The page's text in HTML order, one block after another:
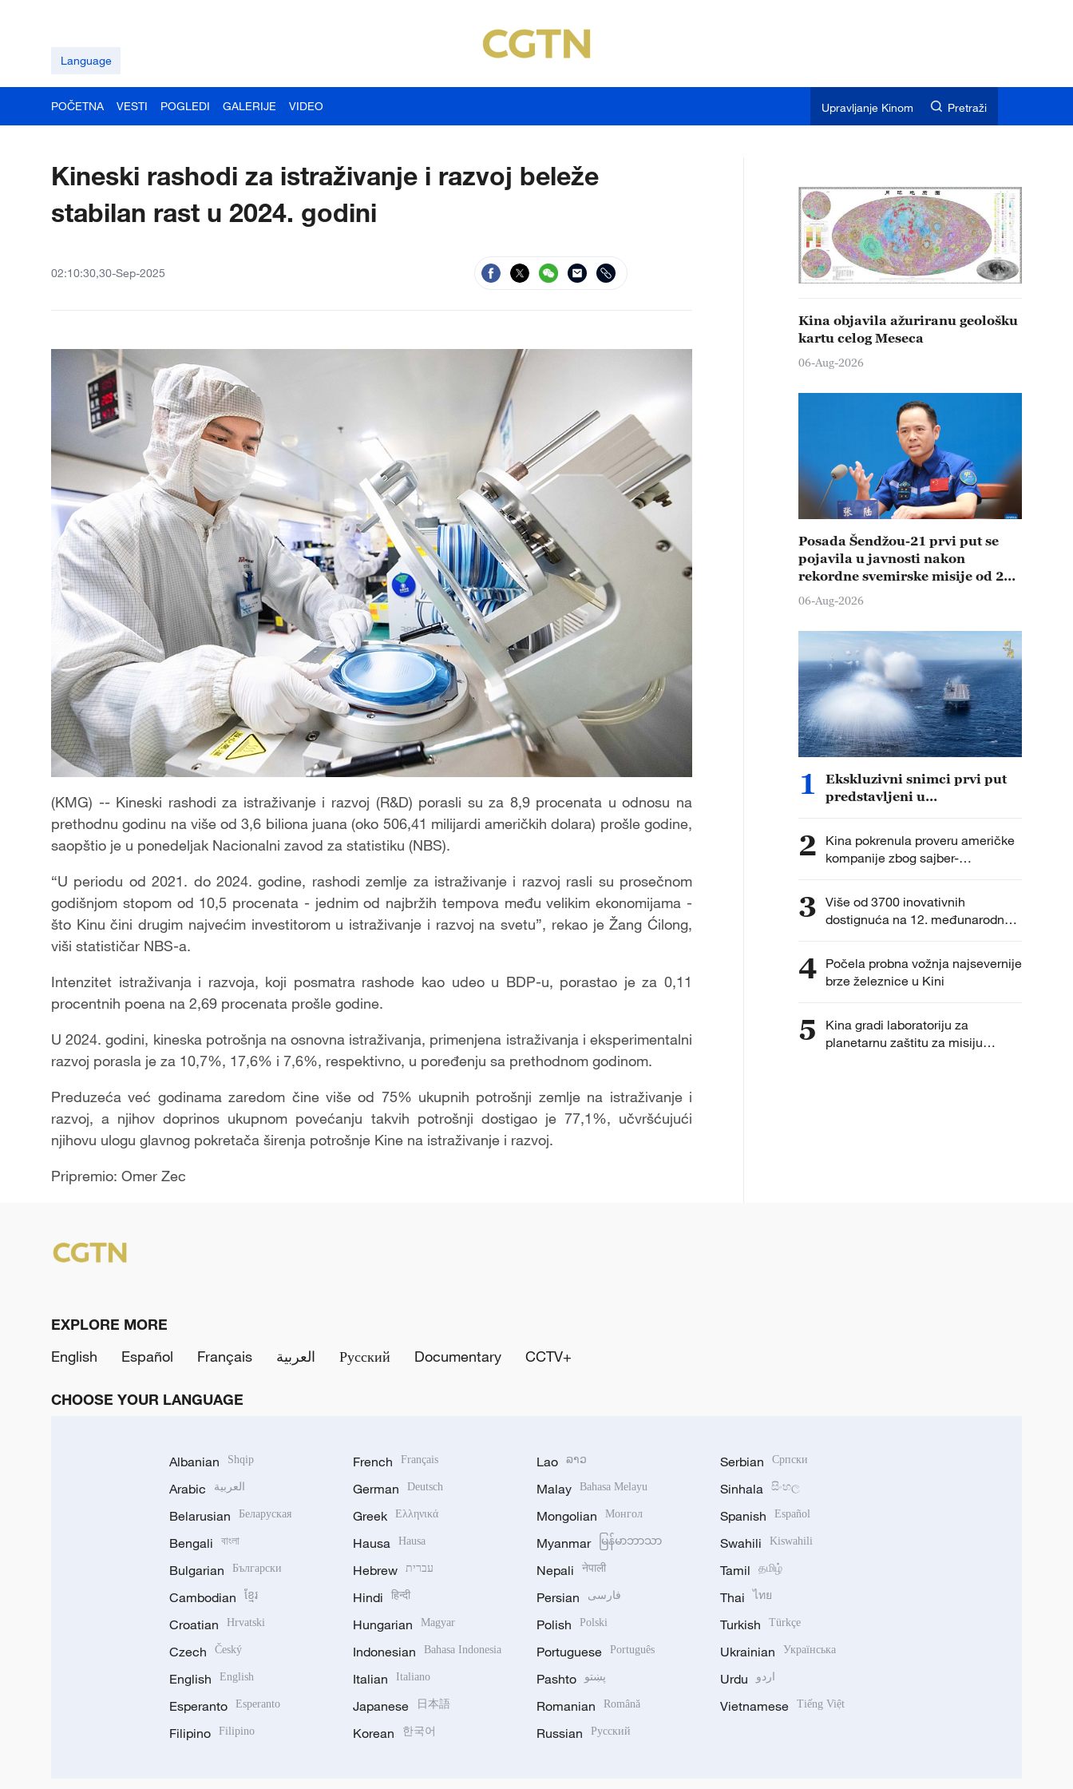
Language
POČETNA VESTI POGLEDI GALERIJE VIDEO Upravljanje Kinom Pretraži
Kineski rashodi za istraživanje i razvoj beleže
stabilan rast u 2024. godini
02:10:30,30-Sep-2025
(KMG) -- Kineski rashodi za istraživanje i razvoj (R&D) porasli su za 8,9 procenata u odnosu na
prethodnu godinu na više od 3,6 biliona juana (oko 506,41 milijardi američkih dolara) prošle godine,
saopštio je u ponedeljak Nacionalni zavod za statistiku (NBS).
“U periodu od 2021. do 2024. godine, rashodi zemlje za istraživanje i razvoj rasli su prosečnom
godišnjom stopom od 10,5 procenata - jednim od najbržih tempova među velikim ekonomijama -
što Kinu čini drugim najvećim investitorom u istraživanje i razvoj na svetu”, rekao je Žang Ćilong,
viši statističar NBS-a.
Intenzitet istraživanja i razvoja, koji posmatra rashode kao udeo u BDP-u, porastao je za 0,11
procentnih poena na 2,69 procenata prošle godine.
U 2024. godini, kineska potrošnja na osnovna istraživanja, primenjena istraživanja i eksperimentalni
razvoj porasla je za 10,7%, 17,6% i 7,6%, respektivno, u poređenju sa prethodnom godinom.
Preduzeća već godinama zaredom čine više od 75% ukupnih potrošnji zemlje na istraživanje i
razvoj, a njihov doprinos ukupnom povećanju takvih potrošnji dostigao je 77,1%, učvršćujući
njihovu ulogu glavnog pokretača širenja potrošnje Kine na istraživanje i razvoj.
Pripremio: Omer Zec
Kina objavila ažuriranu geološku
kartu celog Meseca
06-Aug-2026
Posada Šendžou-21 prvi put se
pojavila u javnosti nakon
rekordne svemirske misije od 210
dana
06-Aug-2026
1
Ekskluzivni snimci prvi put
predstavljeni u
2
Kina pokrenula proveru američke
kompanije zbog sajber-
bezbednosti
3 Više od 3700 inovativnih
dostignuća na 12. međunarodnoj
izložbi izuma
4 Počela probna vožnja najsevernije
brze železnice u Kini
5
Kina gradi laboratoriju za
planetarnu zaštitu za misiju
EXPLORE MORE
English
Español Français العربية Русский Documentary CCTV+
CHOOSE YOUR LANGUAGE
Albanian Shqip
Arabic العربية
Belarusian Беларуская
Bengali বাংলা
Bulgarian Български
Cambodian ខ្មែរ
Croatian Hrvatski
Czech Český
English English
Esperanto Esperanto
Filipino Filipino
French Français
German Deutsch
Greek Ελληνικά
Hausa Hausa
Hebrew עברית
Hindi हिन्दी
Hungarian Magyar
Indonesian Bahasa Indonesia
Italian Italiano
Japanese 日本語
Korean 한국어
Lao ລາວ
Malay Bahasa Melayu
Mongolian Монгол
Myanmar မြန်မာဘာသာ
Nepali नेपाली
Persian فارسی
Polish Polski
Portuguese Português
Pashto پښتو
Romanian Română
Russian Русский
Serbian Српски
Sinhala සිංහල
Spanish Español
Swahili Kiswahili
Tamil தமிழ்
Thai ไทย
Turkish Türkçe
Ukrainian Українська
Urdu اردو
Vietnamese Tiếng Việt